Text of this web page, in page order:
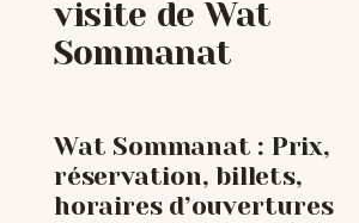
visite de Wat
Sommanat
Wat Sommanat : Prix,
réservation, billets,
horaires d’ouvertures